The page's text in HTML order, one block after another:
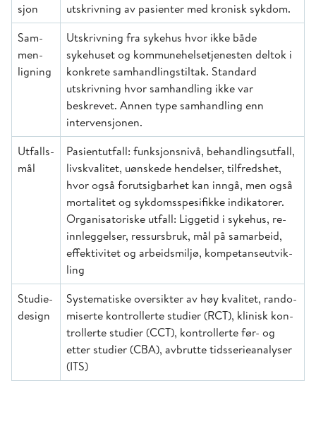
sjon
utskrivning av pasienter med kronisk sykdom.
Sam­
men­
ligning
Utskrivning fra sykehus hvor ikke både
sykehuset og kommunehelsetjenesten del­tok i
konkrete samhandlingstiltak. Standard
utskrivning hvor samhandling ikke var
beskrevet. Annen type samhandling enn
intervensjonen.
Utfalls­
mål
Pasientutfall: funksjonsnivå, behandlingsutfall,
livs­kva­li­tet, uønskede hen­del­ser, tilfredshet,
hvor også forutsig­bar­het kan inngå, men også
mor­ta­li­tet og syk­doms­spe­si­fikke indikatorer.
Organisatoriske utfall: Liggetid i syke­hus, re­
inn­leggelser, ressursbruk, mål på samarbeid,
effektivitet og arbeids­miljø, kompe­tanse­utvik­
ling
Studie­
design
Systematiske oversikter av høy kvalitet, ran­do­
miserte kon­trollerte studier (RCT), klinisk kon­­
trollerte studier (CCT), kontrol­lerte før- og
etter studier (CBA), avbrutte tidsserie­ana­lyser
(ITS)